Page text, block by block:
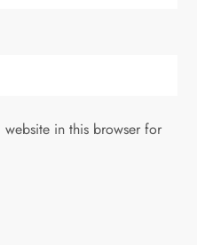
in this browser for